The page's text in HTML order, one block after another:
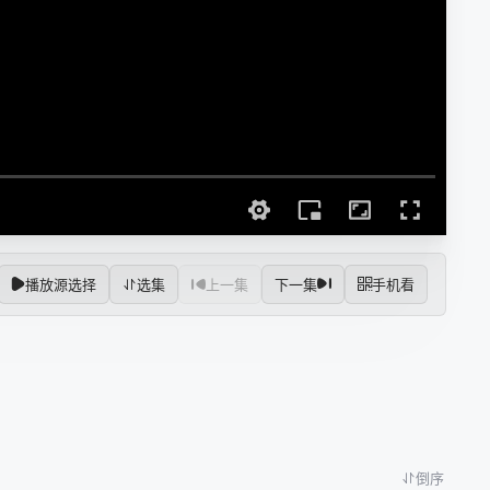
播放源选择 选集 上一集 下一集 手机看
倒序